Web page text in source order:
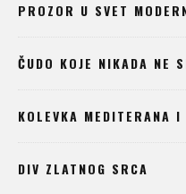
PROZOR U SVET
ČUDO KOJE NIKADA NE
KOLEVKA MEDITERANA
DIV ZLATNOG SRCA